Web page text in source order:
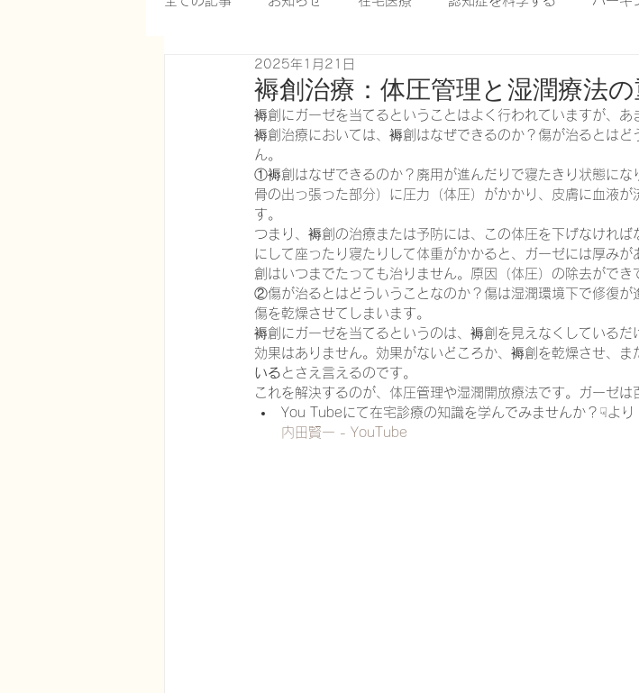
栄養管理を科学する
がん緩和ケア医療を科学する 鬱滞性皮膚炎・潰瘍を科学する
慢性難治性疼痛に対する脊髄刺激療法を科学する
在宅医療におけるエコーを科学する 創傷ケア(スキン テア、褥瘡
在宅医療における認知症治療 一緒に働く仲間の在宅医療への想い
エビデンスに基づく健康情報
褥創治療：体圧管理と湿潤療法
2025年1月21日
褥創にガーゼを当てるということはよく行われていますが、あ
褥創治療においては、褥創はなぜできるのか？傷が治るとは
ん。
①褥創はなぜできるのか？廃用が進んだりで寝たきり状態にな
骨の出っ張った部分）に圧力（体圧）がかかり、皮膚に血液
す。
つまり、褥創の治療または予防には、この体圧を下げなけれ
にして座ったり寝たりして体重がかかると、ガーゼには厚み
創はいつまでたっても治りません。原因（体圧）の除去ができ
②傷が治るとはどういうことなのか？傷は湿潤環境下で修復が
傷を乾燥させてしまいます。
褥創にガーゼを当てるというのは、褥創を見えなくしている
効果はありません。効果がないどころか、褥創を乾燥させ、ま
いる とさえ言えるのです。
これを解決するのが、体圧管理や湿潤開放療法です。ガーゼは
You Tubeにて在宅診療の知識を学んでみませんか？☟より
内田賢一 - YouTube